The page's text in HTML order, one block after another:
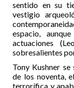
sentido en su
vestigio
espacio,
actuaciones
sobresalientes
Tony Kushner
de los noventa,
terrorífica y